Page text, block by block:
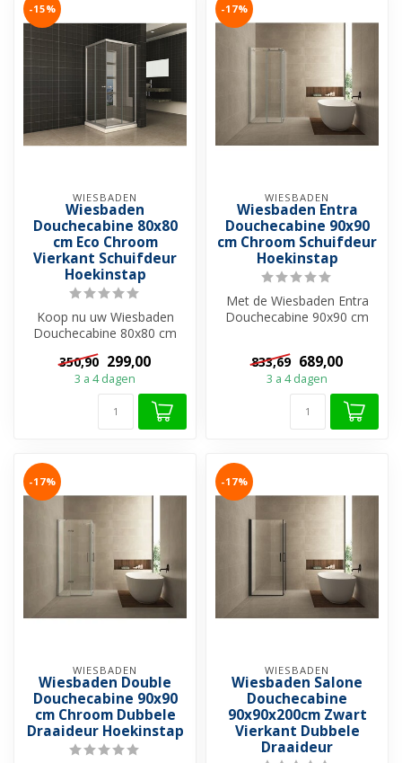
-15%
WIESBADEN
Wiesbaden
Douchecabine 80x80
cm Eco Chroom
Vierkant Schuifdeur
Hoekinstap
Koop nu uw Wiesbaden
Douchecabine 80x80 cm
Eco Chroom Vierkant
Schuifdeur Hoekin...
350,90 299,00
3 a 4 dagen
-17%
WIESBADEN
Wiesbaden Entra
Douchecabine 90x90
cm Chroom Schuifdeur
Hoekinstap
Met de Wiesbaden Entra
Douchecabine 90x90 cm
Hoekinstap haal j...
833,69 689,00
3 a 4 dagen
-17%
WIESBADEN
Wiesbaden Double
Douchecabine 90x90
cm Chroom Dubbele
Draaideur Hoekinstap
-17%
WIESBADEN
Wiesbaden Salone
Douchecabine
90x90x200cm Zwart
Vierkant Dubbele
Draaideur